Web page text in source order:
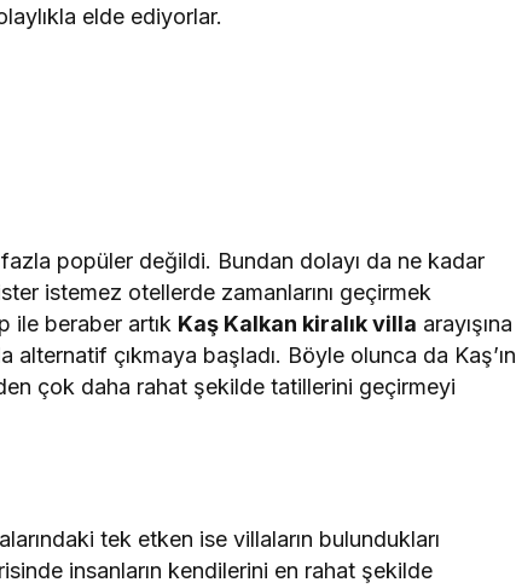
elde ediyorlar.
popüler değildi. Bundan dolayı da ne kadar
istemez otellerde zamanlarını geçirmek
ile beraber artık Kaş Kalkan kiralık villa arayışına
alternatif çıkmaya başladı. Böyle olunca da Kaş’ın
çok daha rahat şekilde tatillerini geçirmeyi
tek etken ise villaların bulundukları
insanların kendilerini en rahat şekilde